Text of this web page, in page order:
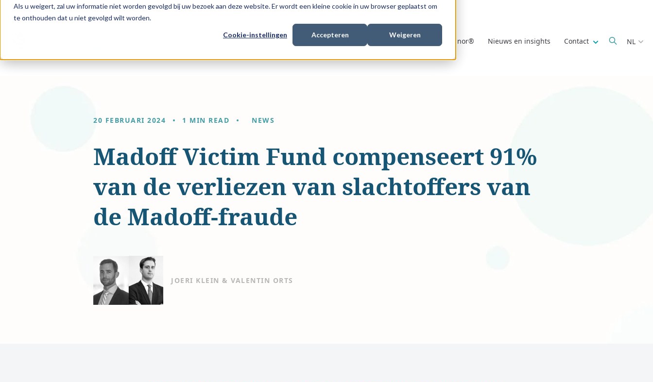
Als u weigert, zal uw informatie niet worden gevolgd bij uw bezoek aan deze website. Er wordt een kleine cookie in uw browser geplaatst om
te onthouden dat u niet gevolgd wilt worden.
Cookie-instellingen Accepteren Weigeren
Oplossingen en expertise Procesfinanciering Met wie we werken Over Deminor® Nieuws en insights Contact Show submenu
NL
20 FEBRUARI 2024 1 MIN READ NEWS
Madoff Victim Fund compenseert 91%
van de verliezen van slachtoffers van
de Madoff-fraude
JOERI KLEIN & VALENTIN ORTS